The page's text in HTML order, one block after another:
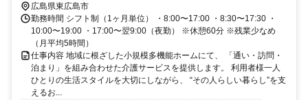
広島県東広島市
勤務時間 シフト制（1ヶ月単位） ・8:00〜17:00 ・8:30〜17:30 ・
10:00〜19:00 ・17:00〜翌9:00（夜勤） ※休憩60分 ※残業少なめ
（月平均5時間）
仕事内容 地域に根ざした小規模多機能ホームにて、 「通い・訪問・
泊まり」を組み合わせた介護サービスを提供します。 利用者様一人
ひとりの生活スタイルを大切にしながら、 “その人らしい暮らし”を支
えるお...